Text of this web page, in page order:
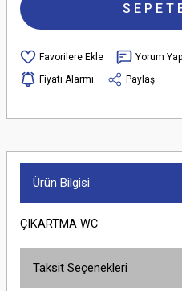
Yorum Yap
Fiyatı Alarmı
Paylaş
Ürün Bilgisi
ÇIKARTMA WC
Taksit Seçenekleri